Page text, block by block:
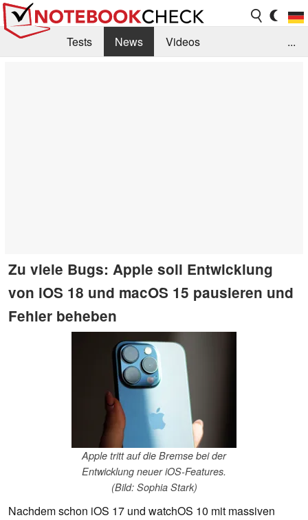
Tests News
Videos
...
Zu viele Bugs: Apple soll Entwicklung
von iOS 18 und macOS 15 pausieren und
Fehler beheben
Apple tritt auf die Bremse bei der
Entwicklung neuer iOS-Features.
(Bild: Sophia Stark)
Nachdem schon iOS 17 und watchOS 10 mit massiven